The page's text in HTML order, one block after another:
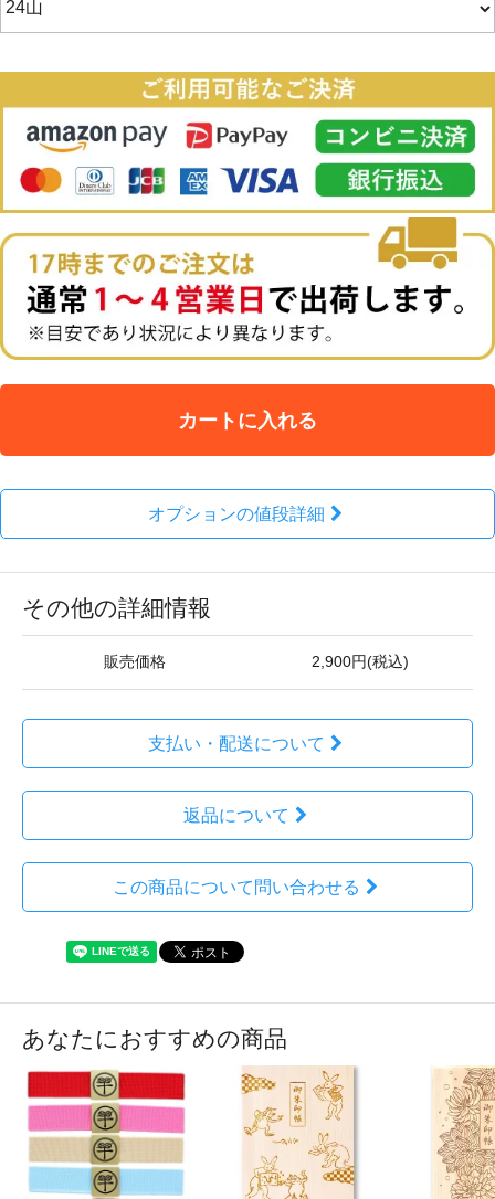
カートに入れる
オプションの値段詳細
その他の詳細情報
販売価格 2,900円(税込)
支払い・配送について
返品について
この商品について問い合わせる
あなたにおすすめの商品